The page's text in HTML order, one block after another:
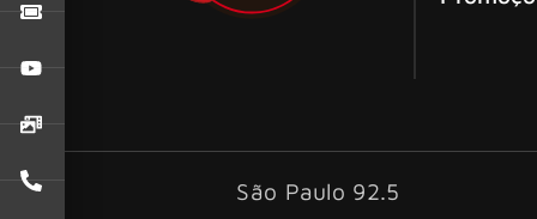
São Paulo 92.5